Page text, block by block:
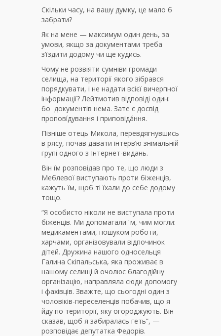
Скільки часу, на вашу думку, це мало б
забрати?
Як на мене — максимум один день, за
умови, якщо за документами треба
з’їздити додому чи ще кудись.
Чому не розвіяти сумніви громади
селища, на території якого зібрався
порядкувати, і не надати всієї вичерпної
інформації? Лейтмотив відповіді один:
бо документів нема. Зате є досвід
проповíдування і приповідáння.
Пізніше отець Микола, перевдягнувшись
в рясу, почав давати інтерв’ю знімальній
групі одного з Інтернет-видань.
Він їм розповідав про те, що люди з
Меблевої виступають проти біженців,
кажуть їм, щоб ті їхали до себе додому
тощо.
“Я особисто ніколи не виступала проти
біженців. Ми допомагали їм, чим могли:
медикаментами, пошуком роботи,
харчами, організовували відпочинок
дітей. Дружина нашого односельця
Галина Скіпальська, яка проживає в
нашому селищі й очолює благодійну
організацію, направляла сюди допомогу
і фахівців. Зважте, що сьогодні один з
чоловіків-переселенців побачив, що я
йду по території, яку огороджують. Він
сказав, щоб я забиралась геть”, —
розповідає депутатка Федорів.